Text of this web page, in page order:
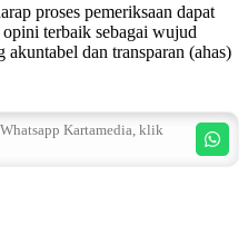
proses pemeriksaan dapat
terbaik sebagai wujud
akuntabel dan transparan (ahas)
Kartamedia, klik